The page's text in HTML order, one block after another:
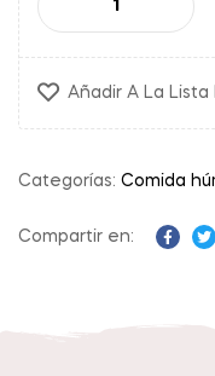
Añadir A La Lista
Categorías: Comida
Compartir en: